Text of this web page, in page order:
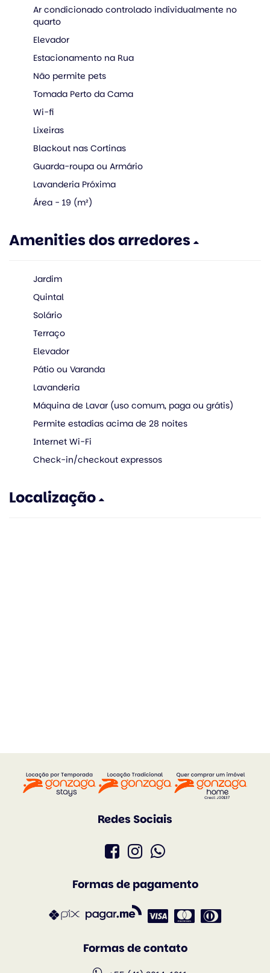
Ar condicionado controlado individualmente no
quarto
Elevador
Estacionamento na Rua
Não permite pets
Tomada Perto da Cama
Wi-fi
Lixeiras
Blackout nas Cortinas
Guarda-roupa ou Armário
Lavanderia Próxima
Área - 19 (m²)
Amenities dos arredores
Jardim
Quintal
Solário
Terraço
Elevador
Pátio ou Varanda
Lavanderia
Máquina de Lavar (uso comum, paga ou grátis)
Permite estadias acima de 28 noites
Internet Wi-Fi
Check-in/checkout expressos
Localização
Redes Sociais
Formas de pagamento
Formas de contato